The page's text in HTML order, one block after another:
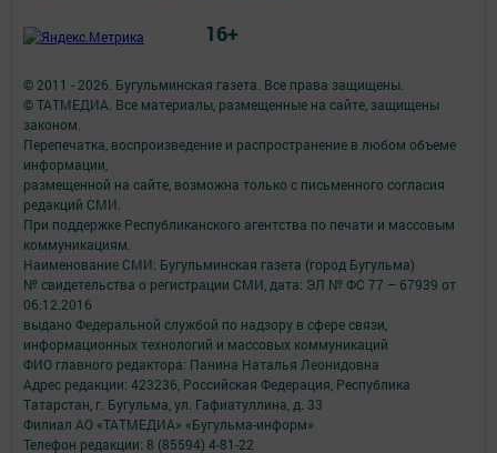
© 2011 - 2026. Бугульминская газета. Все права защищены.
© ТАТМЕДИА. Все материалы, размещенные на сайте, защищены
законом.
Перепечатка, воспроизведение и распространение в любом объеме
информации,
размещенной на сайте, возможна только с письменного согласия
редакций СМИ.
При поддержке Республиканского агентства по печати и массовым
коммуникациям.
Наименование СМИ: Бугульминская газета (город Бугульма)
№ свидетельства о регистрации СМИ, дата: ЭЛ № ФС 77 – 67939 от
06.12.2016
выдано Федеральной службой по надзору в сфере связи,
информационных технологий и массовых коммуникаций
ФИО главного редактора: Панина Наталья Леонидовна
Адрес редакции: 423236, Российская Федерация, Республика
Татарстан, г. Бугульма, ул. Гафиатуллина, д. 33
Филиал АО «ТАТМЕДИА» «Бугульма-информ»
Телефон редакции: 8 (85594) 4-81-22
16+